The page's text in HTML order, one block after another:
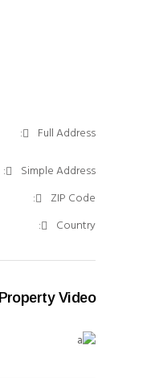
Full Address:
Simple Address:
ZIP Code:
Country:
Property Video